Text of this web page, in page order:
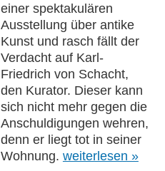
einer spektakulären
Ausstellung über antike
Kunst und rasch fällt der
Verdacht auf Karl-
Friedrich von Schacht,
den Kurator. Dieser kann
sich nicht mehr gegen die
Anschuldigungen wehren,
denn er liegt tot in seiner
Wohnung. weiterlesen »